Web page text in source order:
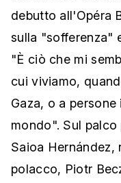
debutto all'Opéra
sulla "sofferenza"
"È ciò che mi
cui viviamo,
Gaza, o a
mondo". Sul
Saioa
polacco, Piotr